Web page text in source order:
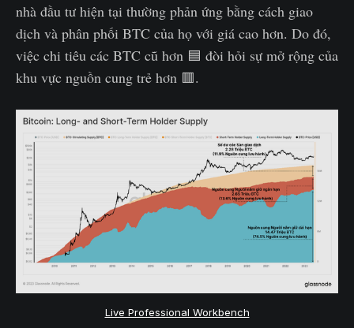
nhà đầu tư hiện tại thường phản ứng bằng cách giao
dịch và phân phối BTC của họ với giá cao hơn. Do đó,
việc chi tiêu các BTC cũ hơn 🟦 đòi hỏi sự mở rộng của
khu vực nguồn cung trẻ hơn 🟥.
Live Professional Workbench